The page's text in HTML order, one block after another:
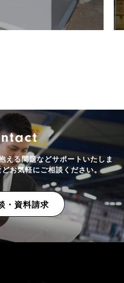
える問題などサポートいたしま
お気軽にご相談ください。
・資料請求